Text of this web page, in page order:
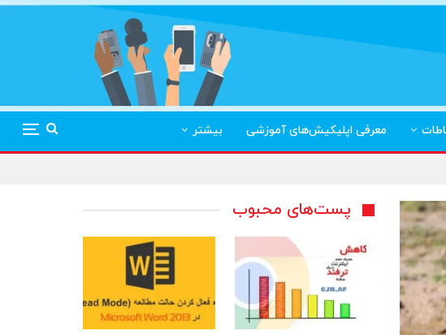
معرفی اپلیکیش‌های آموزشی بیشتر
پست‌های محبوب